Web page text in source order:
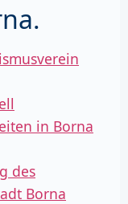
in Borna
des
Borna